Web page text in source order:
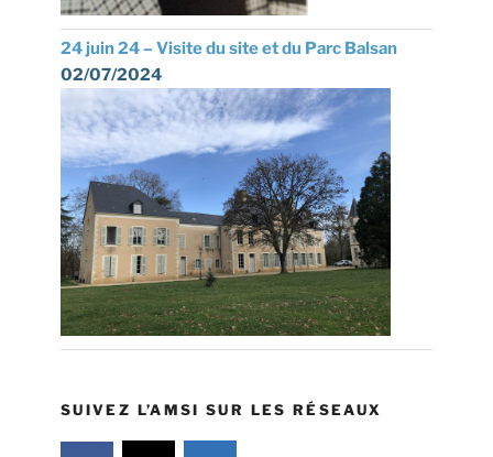
24 juin 24 – Visite du site et du Parc Balsan
02/07/2024
SUIVEZ L’AMSI SUR LES RÉSEAUX